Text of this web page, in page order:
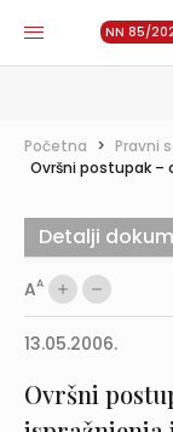
NN 85/
Početna > Pravni
Ovršni postupak –
AA
13.05.2006.
Ovršni
Detalji